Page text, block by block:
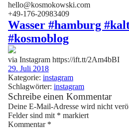
hello@kosmokowski.com
+49-176-20983409
Wasser #hamburg
#kosmoblog
via Instagram https://ift.tt/2Am4bBI
29. Juli 2018
Kategorie: instagram
Schlagwörter: instagram
Schreibe einen Kommentar
Deine E-Mail-Adresse wird nicht
Felder sind mit * markiert
Kommentar *